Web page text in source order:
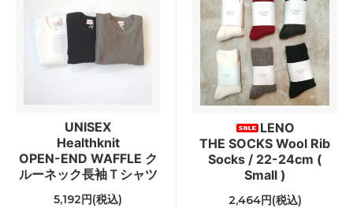
UNISEX
Healthknit
OPEN-END WAFFLE ク
ルーネック長袖Ｔシャツ
5,192円(税込)
LENO
THE SOCKS Wool Rib
Socks / 22-24cm (
Small )
2,464円(税込)